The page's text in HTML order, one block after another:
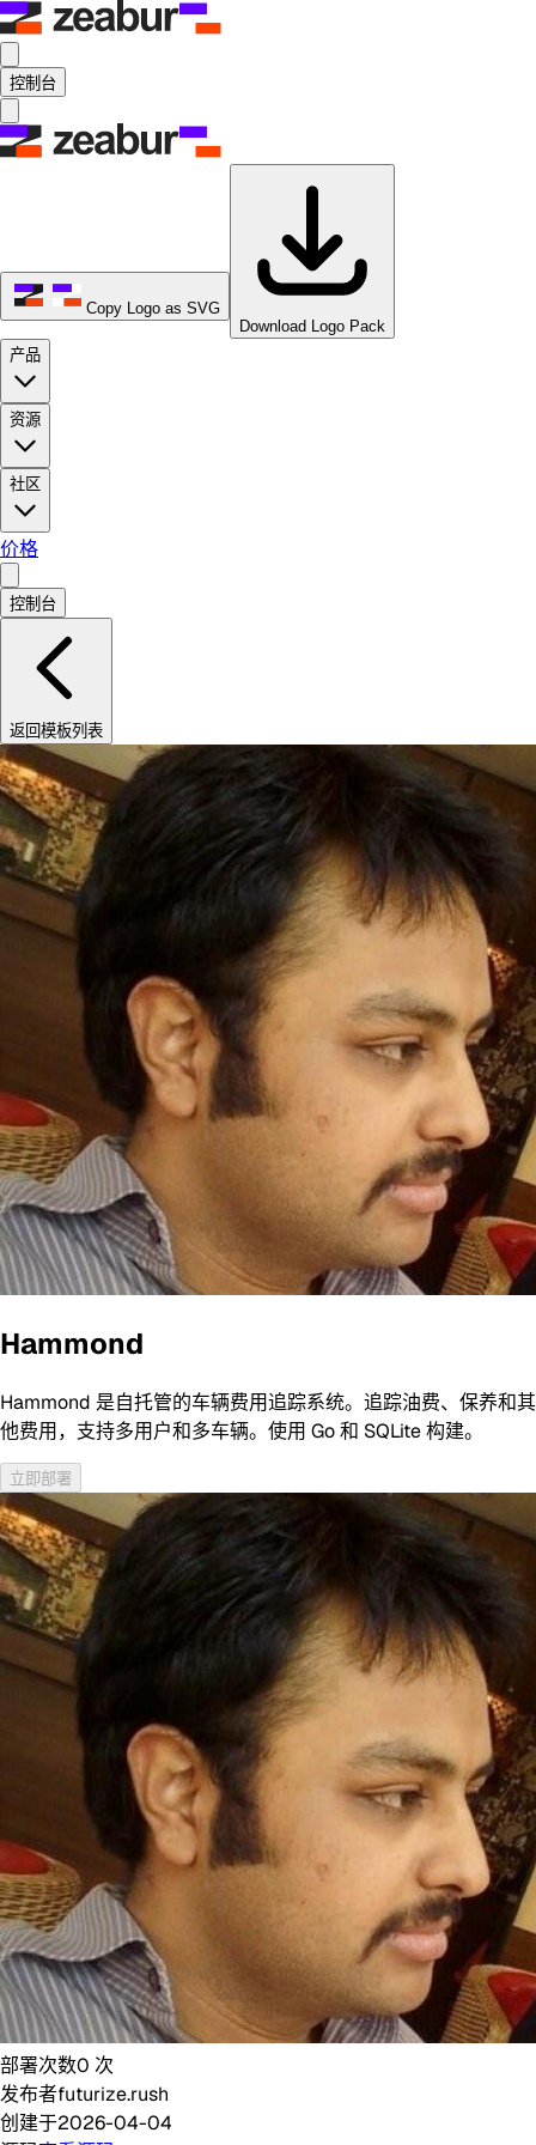
控制台
Copy Logo as SVG
Download Logo Pack
产品
资源
社区
价格
控制台
返回模板列表
Hammond
Hammond 是自托管的车辆费用追踪系统。追踪油费、保养和其
他费用，支持多用户和多车辆。使用 Go 和 SQLite 构建。
立即部署
部署次数0 次
发布者futurize.rush
创建于2026-04-04